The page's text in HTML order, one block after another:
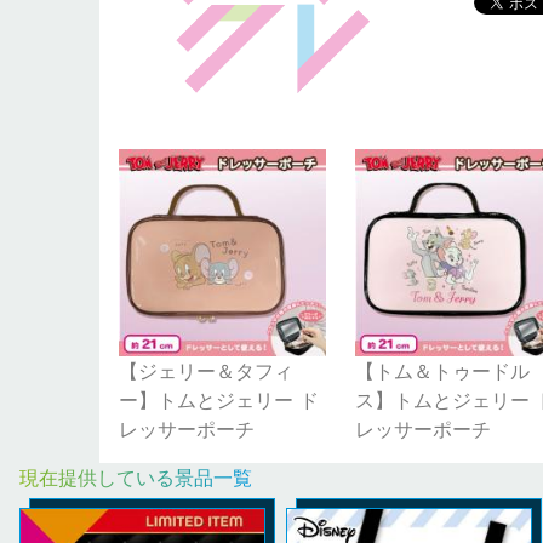
【ジェリー＆タフィ
ー】トムとジェリー ド
レッサーポーチ
【トム＆トゥードル
ス】トムとジェリー
レッサーポーチ
現在提供している景品一覧